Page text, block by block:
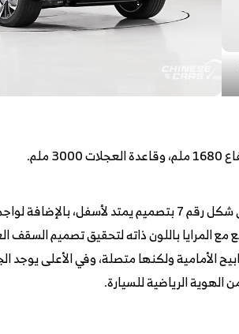
التصميم الخارجي اعتمد على لغة تصميم جديدة من خلال مصابيح أمامية على
مع المرايا باللون ذاته لتحقيق تصميم
الأمامية ولكنها متصلة، وفي الأعلى يوجد
الرياضية للسيارة.